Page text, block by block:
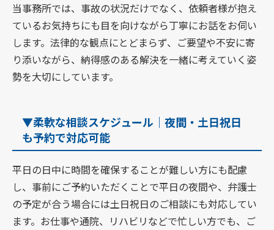
当事務所では、事故の状況だけでなく、依頼者様が抱え
ているお気持ちにも目を向けながら丁寧にお話をお伺い
します。法律的な観点にとどまらず、ご要望や不安に寄
り添いながら、納得感のある解決を一緒に考えていく姿
勢を大切にしています。
▼柔軟な相談スケジュール｜夜間・土日祝日
も予約で対応可能
平日の日中に時間を確保することが難しい方にも配慮
し、事前にご予約いただくことで平日の夜間や、弁護士
の予定が合う場合には土日祝日のご相談にも対応してい
ます。お仕事や通院、リハビリなどで忙しい方でも、ご